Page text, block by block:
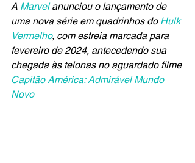
A Marvel anunciou o lançamento de
uma nova série em quadrinhos do Hulk
Vermelho, com estreia marcada para
fevereiro de 2024, antecedendo sua
chegada às telonas no aguardado filme
Capitão América: Admirável Mundo
Novo